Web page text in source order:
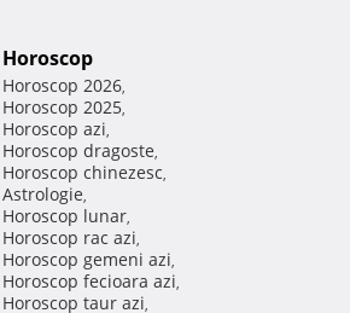
Horoscop
Horoscop 2026,
Horoscop 2025,
Horoscop azi,
Horoscop dragoste,
Horoscop chinezesc,
Astrologie,
Horoscop lunar,
Horoscop rac azi,
Horoscop gemeni azi,
Horoscop fecioara azi,
Horoscop taur azi,